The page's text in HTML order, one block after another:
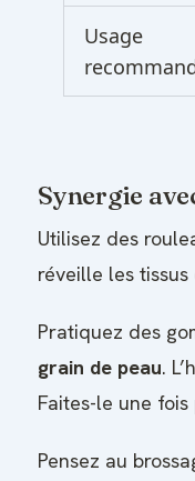
Usage
Synergie
Utilisez des
réveille les tissus
Pratiquez des
grain de peau.
Faites-le une
Pensez au